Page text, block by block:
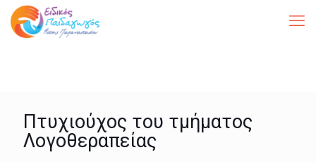
Πτυχιούχος του τμήματος
Λογοθεραπείας